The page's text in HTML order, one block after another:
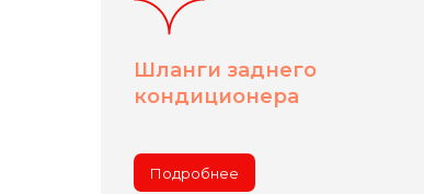
Шланги заднего
кондиционера
Подробнее